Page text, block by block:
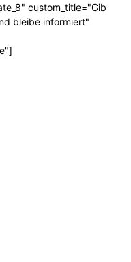
custom_title="Gib
bleibe informiert"